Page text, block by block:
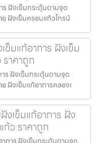
ฝังเข็มกระตุ้นตามจุด
ย ฝังเข็มครอบแก้วไทรน้
ข็มแก้อาการ ฝังเข็ม
าคาถูก
ร ฝังเข็มกระตุ้นตามจุด
ฝังเข็มแก้อาการคลองเ
เข็มแก้อาการ ฝัง
ก้ว ราคาถูก